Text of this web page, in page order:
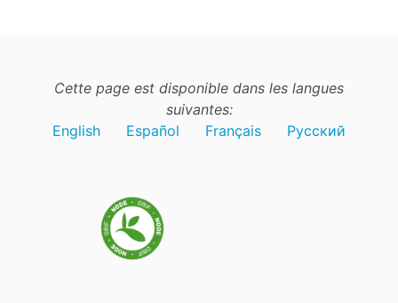
Cette page est disponible dans les langues
suivantes:
English
Español Français Русский